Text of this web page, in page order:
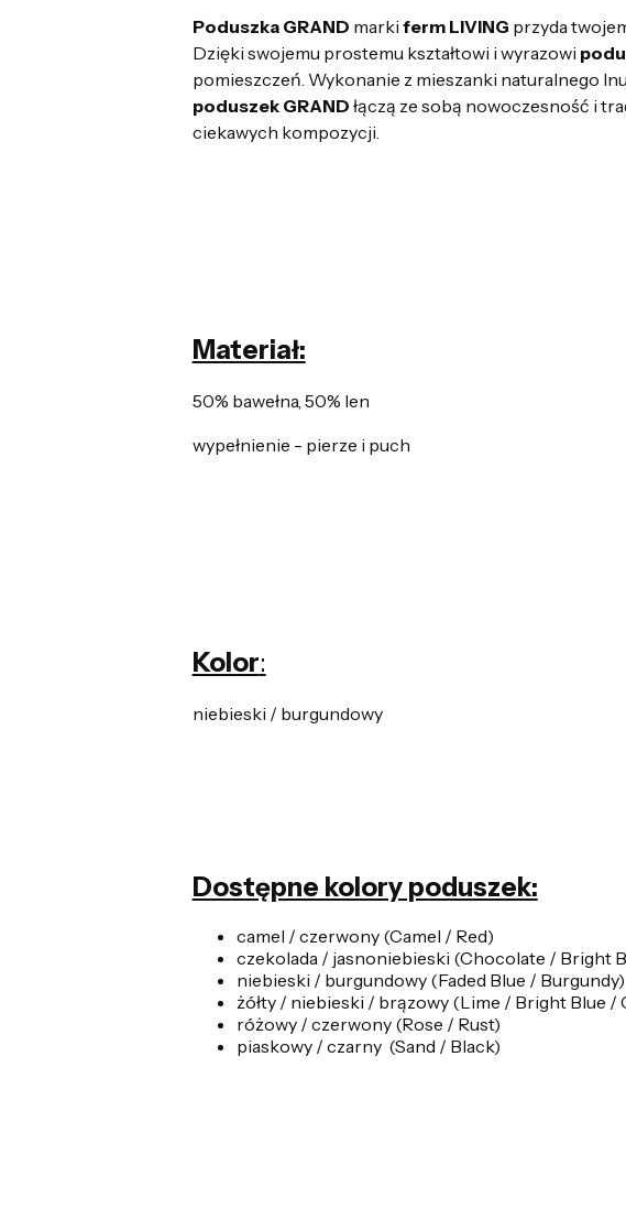
Poduszka GRAND marki ferm LIVING przyda
Dzięki swojemu prostemu kształtowi i wyrazowi
pomieszczeń. Wykonanie z mieszanki naturalnego
poduszek GRAND łączą ze sobą nowoczesność i
ciekawych kompozycji.
Materiał:
50% bawełna, 50% len
wypełnienie - pierze i puch
Kolor:
niebieski / burgundowy
Dostępne kolory poduszek:
camel / czerwony (Camel / Red)
czekolada / jasnoniebieski (Chocolate / Bright
niebieski / burgundowy (Faded Blue / Burgundy)
żółty / niebieski / brązowy (Lime / Bright Blue /
różowy / czerwony (Rose / Rust)
piaskowy / czarny (Sand / Black)